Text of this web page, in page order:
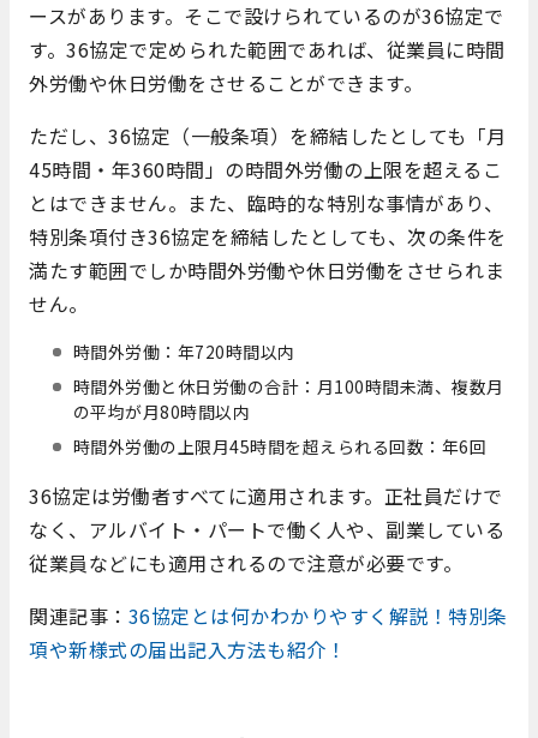
ースがあります。そこで設けられているのが36協定で
す。36協定で定められた範囲であれば、従業員に時間
外労働や休日労働をさせることができます。
ただし、36協定（一般条項）を締結したとしても「月
45時間・年360時間」の時間外労働の上限を超えるこ
とはできません。また、臨時的な特別な事情があり、
特別条項付き36協定を締結したとしても、次の条件を
満たす範囲でしか時間外労働や休日労働をさせられま
せん。
時間外労働：年720時間以内
時間外労働と休⽇労働の合計：⽉100時間未満、複数月
の平均が月80時間以内
時間外労働の上限⽉45時間を超えられる回数：年6回
36協定は労働者すべてに適用されます。正社員だけで
なく、アルバイト・パートで働く人や、副業している
従業員などにも適用されるので注意が必要です。
関連記事： 36協定とは何かわかりやすく解説！特別条
項や新様式の届出記入方法も紹介！